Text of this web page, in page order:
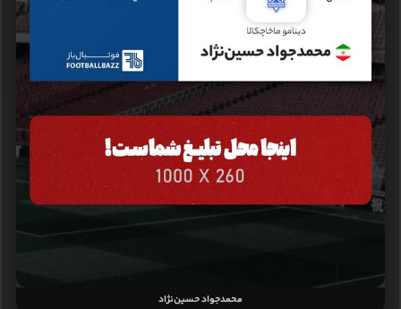
محمدجواد حسین‌نژاد